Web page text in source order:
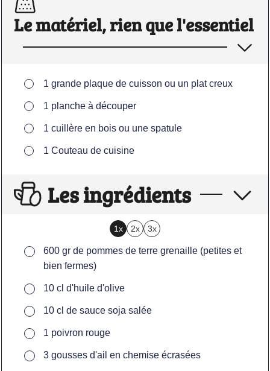
Le matériel, rien que l'essentiel
▢
1 grande plaque de cuisson ou un plat creux
▢
1 planche à découper
▢
1 cuillère en bois ou une spatule
▢
1 Couteau de cuisine
Les ingrédients
1x 2x 3x
▢
600 gr de pommes de terre grenaille (petites et
bien fermes)
▢
10 cl d'huile d'olive
▢
10 cl de sauce soja salée
▢
1 poivron rouge
▢
3 gousses d'ail en chemise écrasées